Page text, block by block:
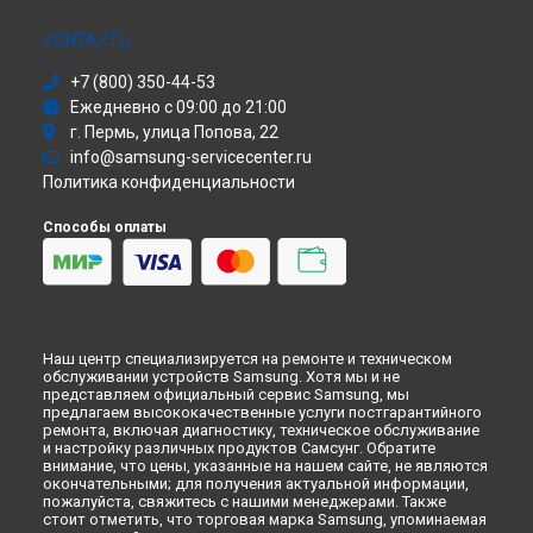
Ремонт планшета Galaxy Tab S7 FE Samsung в
Ремонт планшета Galaxy Tab S7 FE Samsung в
Петербурге
Моноблок
Атс
Смарт-часы
Варочная панель
Посудомоечная машина
Морозильная камера
Кондиционер
Духовой шкаф
Вытяжка
КОНТАКТЫ
+7 (800) 350-44-53
Ежедневно с 09:00 до 21:00
г. Пермь, улица Попова, 22
info@samsung-servicecenter.ru
Политика конфиденциальности
Способы оплаты
Наш центр специализируется на ремонте и техническом
обслуживании устройств Samsung. Хотя мы и не
представляем официальный сервис Samsung, мы
предлагаем высококачественные услуги постгарантийного
ремонта, включая диагностику, техническое обслуживание
и настройку различных продуктов Самсунг. Обратите
внимание, что цены, указанные на нашем сайте, не являются
окончательными; для получения актуальной информации,
пожалуйста, свяжитесь с нашими менеджерами. Также
стоит отметить, что торговая марка Samsung, упоминаемая